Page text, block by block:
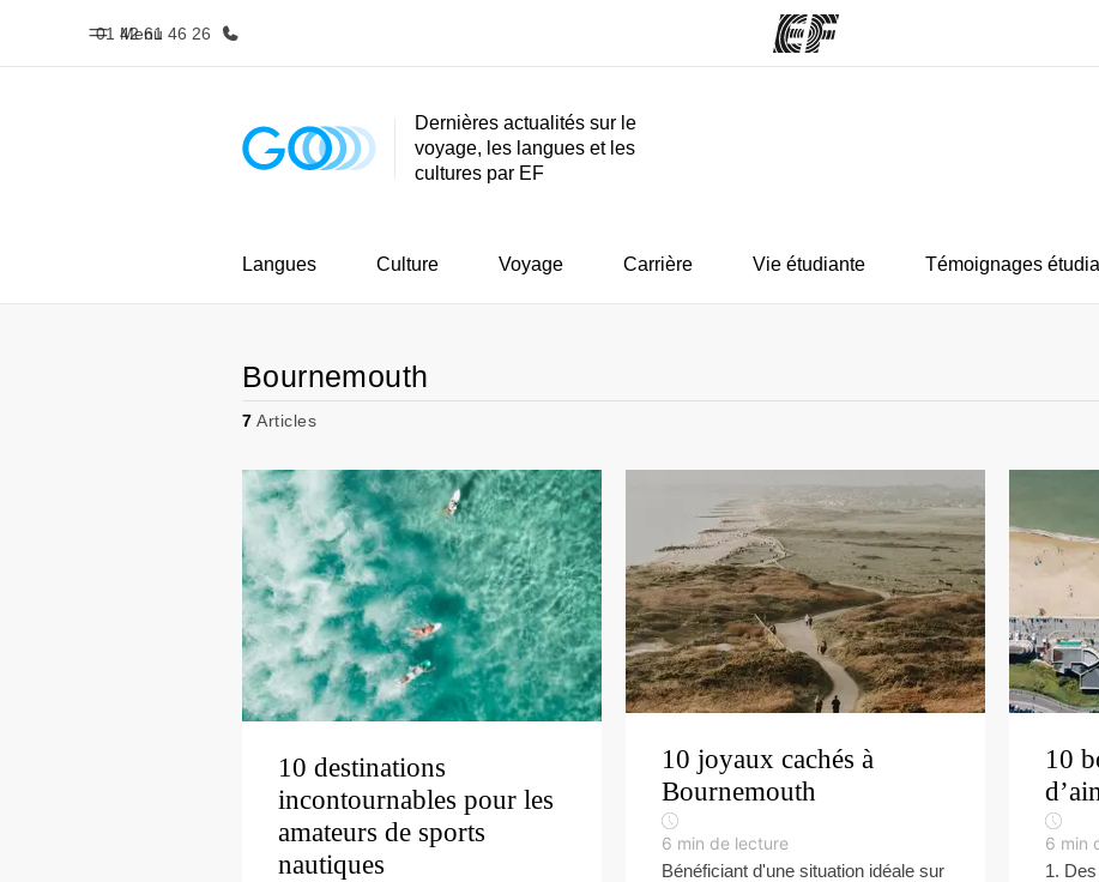
Menu
01 42 61 46 26
Accueil Programmes
Nos offres
Dernières actualités sur le
voyage, les langues et les
cultures par EF
Langues Culture Voyage Carrière Vie étudiante Témoignages
Bournemouth
7 Articles
10 destinations
incontournables pour les
amateurs de sports
nautiques
10 joyaux cachés à
Bournemouth
6 min de lecture
Bénéficiant d'une situation idéale sur
10
6 min
1.